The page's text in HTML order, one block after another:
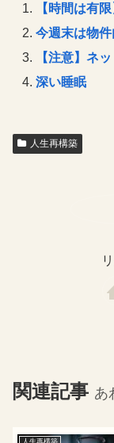
【時間は有
今週末は物
【注意】ネ
深い睡眠
人生再構築
関連記事 あ